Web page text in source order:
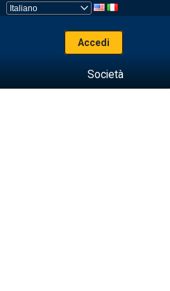
Accedi
Società